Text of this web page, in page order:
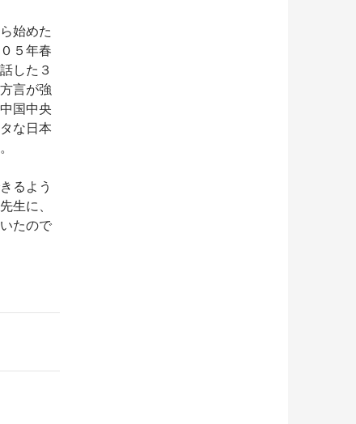
始めた
５年春
した３
言が強
国中央
な日本
るよう
生に、
たので